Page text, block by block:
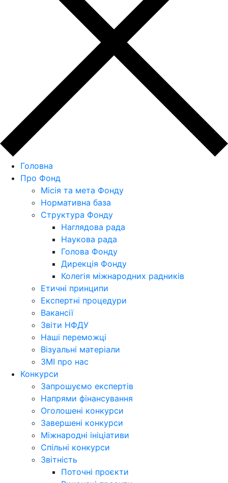
Головна
Про Фонд
Місія та мета Фонду
Нормативна база
Структура Фонду
Наглядова рада
Наукова рада
Голова Фонду
Дирекція Фонду
Колегія міжнародних радників
Етичні принципи
Експертні процедури
Вакансії
Звіти НФДУ
Наші переможці
Візуальні матеріали
ЗМІ про нас
Конкурси
Запрошуємо експертів
Напрями фінансування
Оголошені конкурси
Завершені конкурси
Міжнародні ініціативи
Спільні конкурси
Звітність
Поточні проєкти